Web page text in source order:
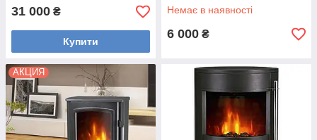
31 000 ₴
Купити
Немає в наявності
6 000 ₴
АКЦИЯ